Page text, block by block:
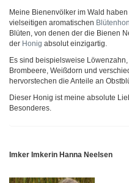
Meine Bienenvölker im Wald
vielseitigen aromatischen
Blüten, von denen der die Bienen
der Honig absolut einzigartig.
Es sind beispielsweise
Brombeere, Weißdorn und
hervorstechen die Anteile an
Dieser Honig ist meine absolute
Besonderes.
Imker Imkerin Hanna Neelsen